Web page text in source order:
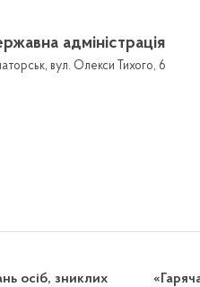
адміністрація
вул. Олекси Тихого, 6
осіб, зниклих